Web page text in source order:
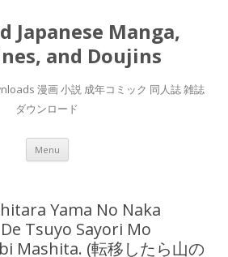
Japanese Manga,
and Doujins
漫画 小説 成年コミック 同人誌 雑誌
ダウンロード
Menu Skip
content
Yama No Naka
Tsuyo Sayori Mo
Mashita. (転移したら山の